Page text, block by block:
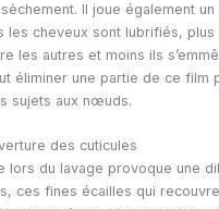
Il joue également
les cheveux sont lubrifiés,
les autres et moins ils
éliminer une partie de ce film
sujets aux nœuds.
des cuticules
lors du lavage provoque une
ces fines écailles qui